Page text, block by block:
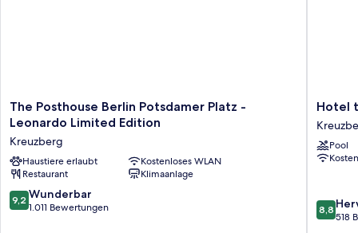
The
Posthouse
Potsdamer
Platz
-
Leonardo
Limited
The Posthouse Berlin Potsdamer Platz -
Leonardo Limited Edition
Kreuzberg
Haustiere erlaubt
Kostenloses WLAN
Restaurant
Klimaanlage
9.2
von
9,2 Wunderbar
1.011 Bewertungen
Hotel
the
YARD
Berlin
Hotel
Pool
8.8
von
8,8
518